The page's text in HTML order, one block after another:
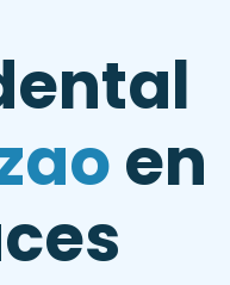
ental
aoen
ces